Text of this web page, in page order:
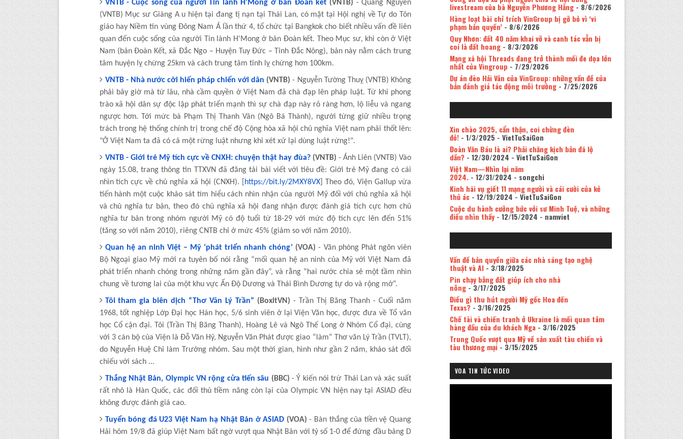
VNTB - Cuộc sống của người Tin lành H'Mong ở bản Đoàn kết (VNTB) - Quang Nguyên
(VNTB) Mục sư Giàng A u hiện tại đang tị nạn tại Thái Lan, có mặt tại Hội nghị về Tự do Tôn
giáo hay Niềm tin vùng Đông Nam Á lần thứ 4, tổ chức tại Bangkok cho biết nhiều vấn đề liên
quan đến cuộc sống của người Tin lành H'Mong ở bản Đoàn kết. Theo Mục sư, khi còn ở Việt
Nam (bản Đoàn Kết, xã Đắc Ngo – Huyện Tuy Đức – Tỉnh Đắc Nông), bản này nằm cách trung
tâm huyện lỵ chừng 25km và cách trung tâm tỉnh lỵ chừng hơn 100km.
VNTB - Nhà nước cởi hiến pháp chiến với dân (VNTB) - Nguyễn Tường Thuỵ (VNTB) Không
phải bây giờ mà từ lâu, nhà cầm quyền ở Việt Nam đã chà đạp lên pháp luật. Từ khi phong
trào xã hội dân sự độc lập phát triển mạnh thì sự chà đạp này rõ ràng hơn, lộ liễu và ngang
ngược hơn. Tới mức bà Phạm Thị Thanh Vân (Ngô Bá Thành), người từng giữ nhiều trọng
trách trong hệ thống chính trị trong chế độ Cộng hòa xã hội chủ nghĩa Việt nam phải thốt lên:
"Ở Việt Nam ta đã có cả một rừng luật nhưng khi xét xử lại dùng luật rừng!".
VNTB - Giới trẻ Mỹ tích cực về CNXH: chuyện thật hay đùa?(VNTB) - Ánh Liên (VNTB) Vào
ngày 15.08, trang thông tin TTXVN đã đăng tải bài viết với tiêu đề: Giới trẻ Mỹ đang có cái
nhìn tích cực về chủ nghĩa xã hội (CNXH). [
https://bit.ly/2MXY8VX ] Theo đó, Viện Gallup vừa
tiến hành một cuộc khảo sát tìm hiểu cách nhìn nhận của người Mỹ đối với chủ nghĩa xã hội
và chủ nghĩa tư bản, theo đó chủ nghĩa xã hội đang nhận được đánh giá tích cực hơn chủ
nghĩa tư bản trong nhóm người Mỹ có độ tuổi từ 18-29 với mức độ tích cực lên đến 51%
(tăng so với năm 2010), riêng CNTB chỉ ở mức 45% (giảm so với năm 2010).
Quan hệ an ninh Việt – Mỹ ‘phát triển nhanh chóng’ (VOA)- Văn phòng Phát ngôn viên
Bộ Ngoại giao Mỹ mới ra tuyên bố nói rằng “mối quan hệ an ninh của Mỹ với Việt Nam đã
phát triển nhanh chóng trong những năm gần đây”, và rằng “hai nước chia sẻ một tầm nhìn
chung về tương lai của một khu vực Ấn Độ Dương và Thái Bình Dương tự do và rộng mở”.
Tôi tham gia biên dịch “Thơ Văn Lý Trần” (BoxitVN)- Trần Thị Băng Thanh - Cuối năm
1968, tốt nghiệp Lớp Đại học Hán học, 5/6 sinh viên ở lại Viện Văn học, được đưa về Tổ văn
học Cổ cận đại. Tôi (Trần Thị Băng Thanh), Hoàng Lê và Ngô Thế Long ở Nhóm Cổ đại, cùng
với 3 cán bộ của Viện là Đỗ Văn Hỷ, Nguyễn Văn Phát được giao “làm” Thơ văn Lý Trần (TVLT),
do Nguyễn Huệ Chi làm Trưởng nhóm. Sau một thời gian, hình như gần 2 năm, khảo sát đối
chiếu với sách ...
Thắng Nhật Bản, Olympic VN rộng cửa tiến sâu (BBC) - Ý kiến nói trừ Thái Lan và xác suất
rất nhỏ là Hàn Quốc, các đối thủ tiềm năng còn lại của Olympic VN hiện nay tại ASIAD đều
không được đánh giá cao.
Tuyển bóng đá U23 Việt Nam hạ Nhật Bản ở ASIAD (VOA)- Bàn thắng của tiền vệ Quang
Hải hôm 19/8 đã giúp Việt Nam bất ngờ vượt qua Nhật Bản với tỷ số 1-0 để đứng đầu bảng D
livestream của bà Nguyễn Phương Hằng- 8/6/2026
Hàng loạt bài chỉ trích VinGroup bị gỡ bỏ vì ‘vi
phạm bản quyền’- 8/6/2026
Quy Nhơn: đất 40 năm khai vỡ và canh tác vẫn bị
coi là đất hoang- 8/3/2026
Mạng xã hội Threads đang trở thành mối đe dọa lớn
nhất của Vingroup - 7/29/2026
Dự án đèo Hải Vân của VinGroup: những vấn đề của
bản đánh giá tác động môi trường- 7/25/2026
Xin chào 2025, cẩn thận, coi chừng đèn
đỏ!- 1/3/2025 - VietTuSaiGon
Đoàn Văn Báu là ai? Phải chăng kịch bản đã lộ
dần?- 12/30/2024 - VietTuSaiGon
Việt Nam—Nhìn lại năm
2024.- 12/31/2024 - songchi
Kinh hãi vụ giết 11 mạng người và cái cười của kẻ
thủ ác- 12/19/2024 - VietTuSaiGon
Cuộc du hành cưỡng bức với sư Minh Tuệ, và những
điều nhìn thấy- 12/15/2024 - namviet
Vấn đề bản quyền giữa các nhà sáng tạo nghệ
thuật và AI- 3/18/2025
Pin chạy bằng đất giúp ích cho nhà
nông- 3/17/2025
Điều gì thu hút người Mỹ gốc Hoa đến
Texas?- 3/16/2025
Chế tài và chiến tranh ở Ukraine là mối quan tâm
hàng đầu của du khách Nga- 3/16/2025
Trung Quốc vượt qua Mỹ về sản xuất tàu chiến và
tàu thương mại- 3/15/2025
VOA TIN TỨC VIDEO